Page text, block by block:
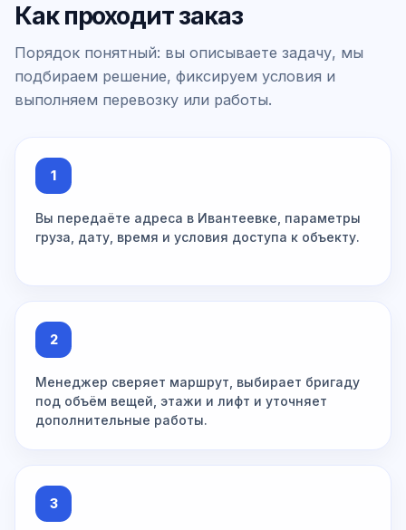
Как проходит заказ
Порядок понятный: вы описываете задачу, мы
подбираем решение, фиксируем условия и
выполняем перевозку или работы.
1
Вы передаёте адреса в Ивантеевке, параметры
груза, дату, время и условия доступа к объекту.
2
Менеджер сверяет маршрут, выбирает бригаду
под объём вещей, этажи и лифт и уточняет
дополнительные работы.
3